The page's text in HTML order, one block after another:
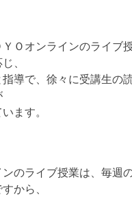
Ｏオンラインのライブ
、
導で、徐々に受講生の
ます。
ンのライブ授業は、毎週
から、